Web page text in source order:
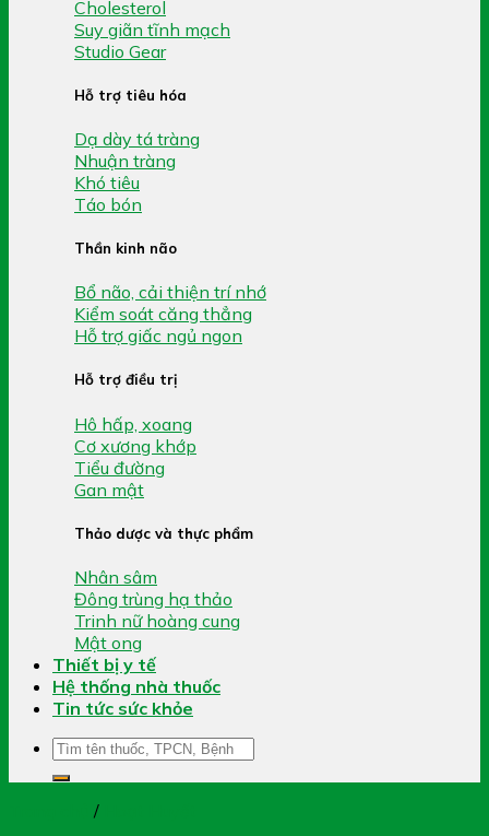
Cholesterol
Suy giãn tĩnh mạch
Studio Gear
Hỗ trợ tiêu hóa
Dạ dày tá tràng
Nhuận tràng
Khó tiêu
Táo bón
Thần kinh não
Bổ não, cải thiện trí nhớ
Kiểm soát căng thẳng
Hỗ trợ giấc ngủ ngon
Hỗ trợ điều trị
Hô hấp, xoang
Cơ xương khớp
Tiểu đường
Gan mật
Thảo dược và thực phẩm
Nhân sâm
Đông trùng hạ thảo
Trinh nữ hoàng cung
Mật ong
Thiết bị y tế
Hệ thống nhà thuốc
Tin tức sức khỏe
Tìm
kiếm:
/